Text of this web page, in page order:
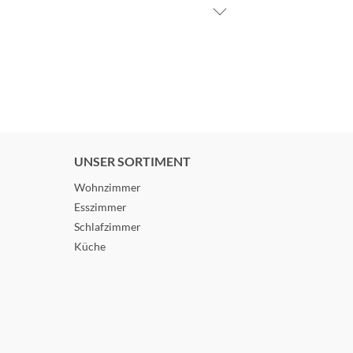
UNSER SORTIMENT
Wohnzimmer
Esszimmer
Schlafzimmer
Küche